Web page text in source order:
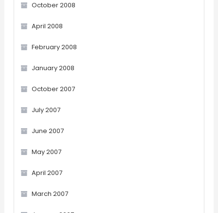
October 2008
April 2008
February 2008
January 2008
October 2007
July 2007
June 2007
May 2007
April 2007
March 2007